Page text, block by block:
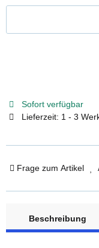
Sofort verfügbar
Lieferzeit: 1 - 3
Frage zum Artikel
Beschreibung